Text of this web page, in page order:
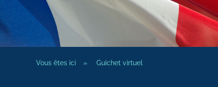
Vous êtes ici » Guichet virtuel